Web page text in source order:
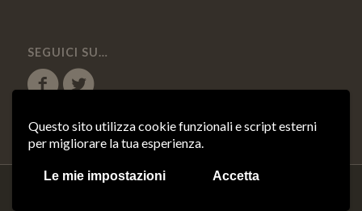
Questo sito utilizza cookie funzionali e script esterni
per migliorare la tua esperienza.
Le mie impostazioni Accetta
SEGUICI SU…
© Copyright 2018 - Oro di Puglia s.r.l. - P.IVA 04158410714 |